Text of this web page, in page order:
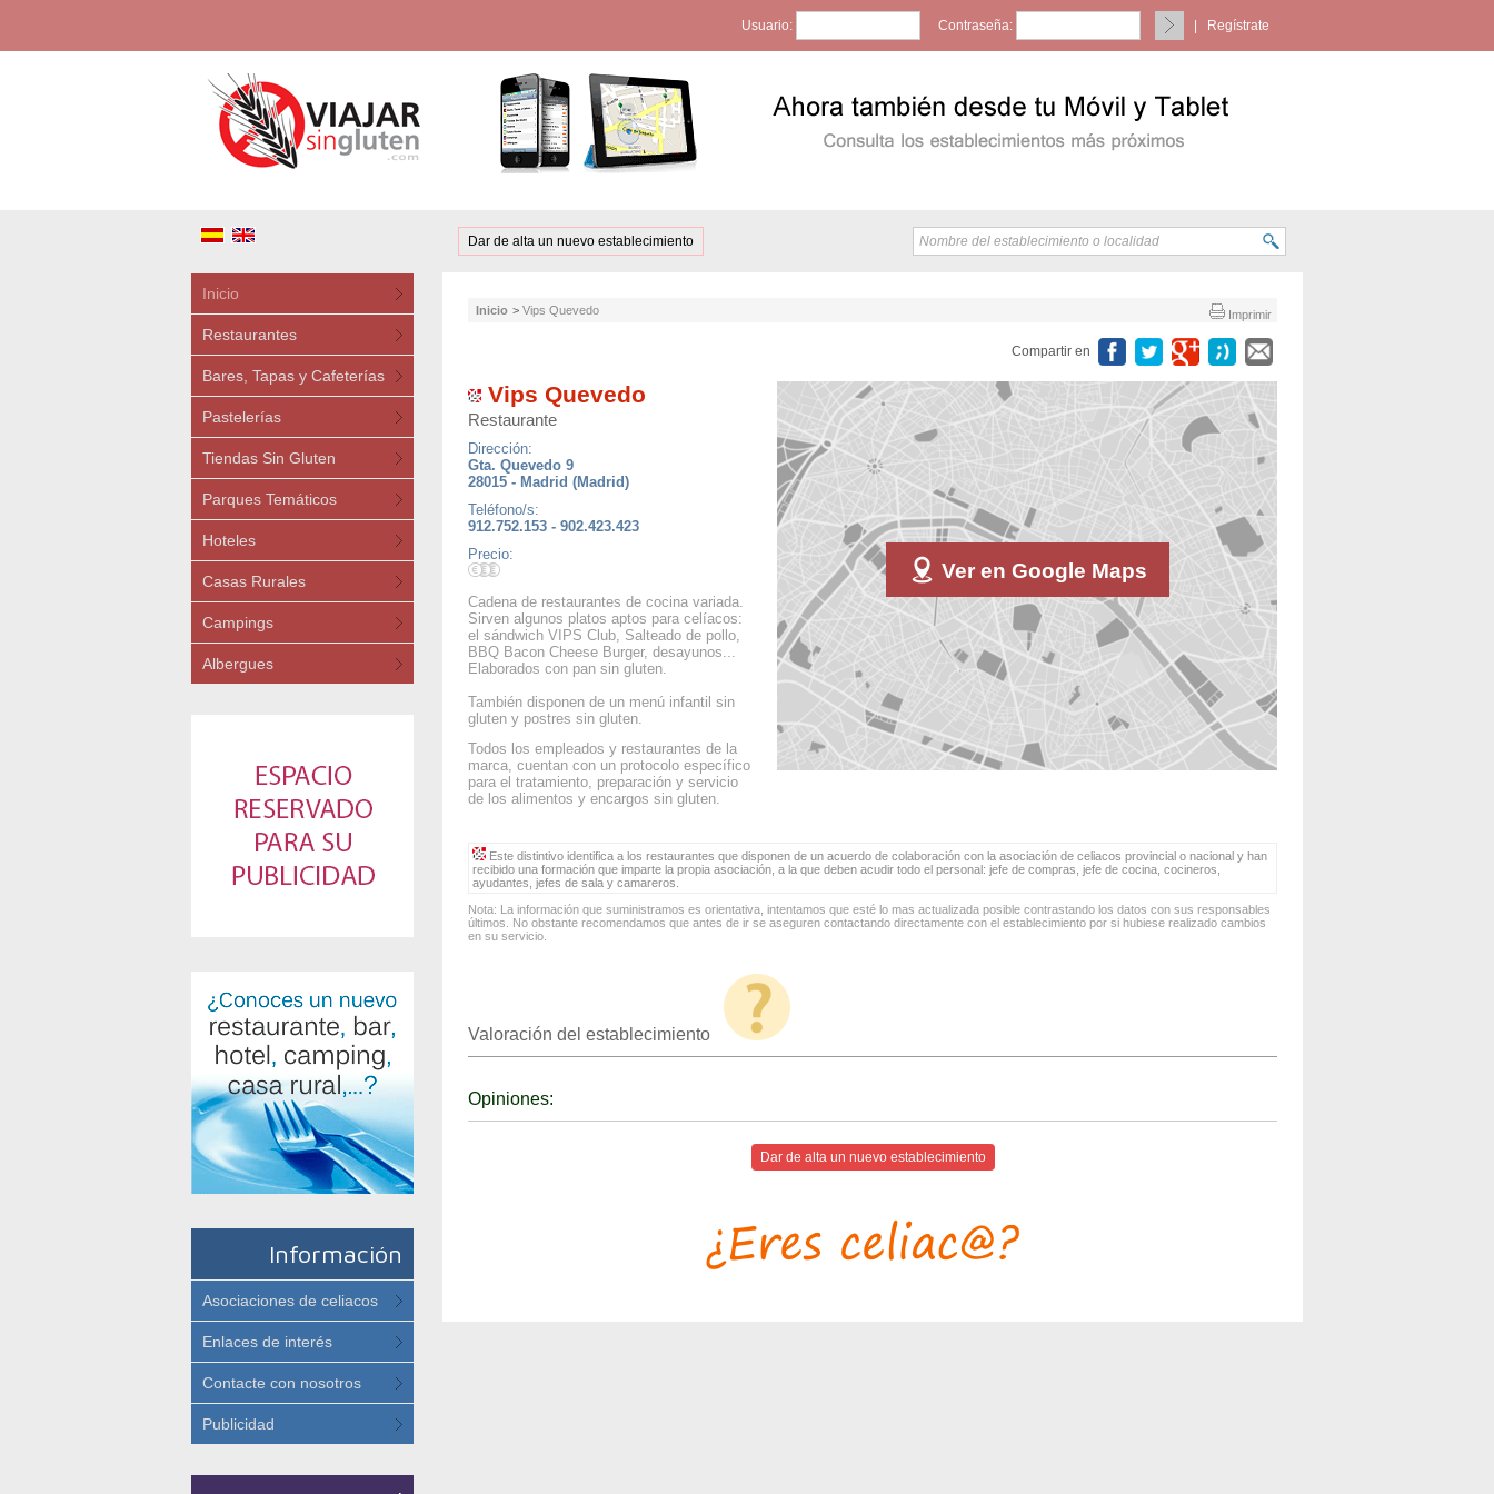
Usuario: Contraseña: Regístrate
Dar de alta un nuevo establecimiento
Inicio
Restaurantes
Bares, Tapas y Cafeterías
Pastelerías
Tiendas Sin Gluten
Parques Temáticos
Hoteles
Casas Rurales
Campings
Albergues
Información
Asociaciones de celiacos
Enlaces de interés
Contacte con nosotros
Publicidad
Imprimir
Inicio > Vips Quevedo
Compartir en
Ver en Google Maps
Vips Quevedo
Restaurante
Dirección:
Gta. Quevedo 9
28015 - Madrid (Madrid)
Teléfono/s:
912.752.153 - 902.423.423
Precio:
Cadena de restaurantes de cocina variada.
Sirven algunos platos aptos para celíacos:
el sándwich VIPS Club, Salteado de pollo,
BBQ Bacon Cheese Burger, desayunos...
Elaborados con pan sin gluten.
También disponen de un menú infantil sin
gluten y postres sin gluten.
Todos los empleados y restaurantes de la
marca, cuentan con un protocolo específico
para el tratamiento, preparación y servicio
de los alimentos y encargos sin gluten.
Este distintivo identifica a los restaurantes que disponen de un acuerdo de colaboración con la asociación de celiacos provincial o nacional y han
recibido una formación que imparte la propia asociación, a la que deben acudir todo el personal: jefe de compras, jefe de cocina, cocineros,
ayudantes, jefes de sala y camareros.
Nota: La información que suministramos es orientativa, intentamos que esté lo mas actualizada posible contrastando los datos con sus responsables
últimos. No obstante recomendamos que antes de ir se aseguren contactando directamente con el establecimiento por si hubiese realizado cambios
en su servicio.
Valoración del establecimiento
Opiniones:
Dar de alta un nuevo establecimiento